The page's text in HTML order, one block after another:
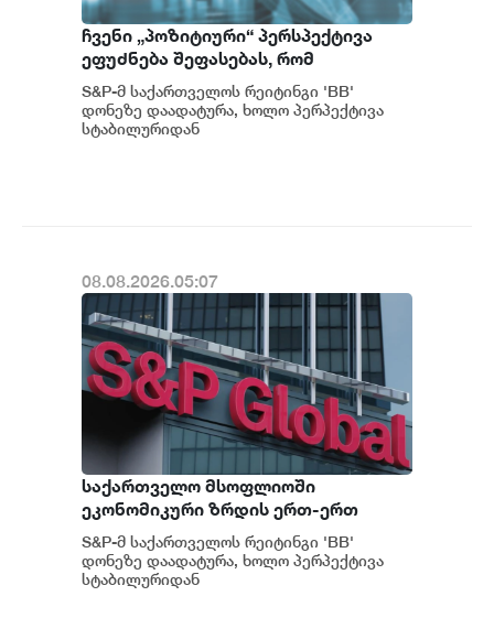
ჩვენი „პოზიტიური“ პერსპექტივა
ეფუძნება შეფასებას, რომ
საქართველოს მაკროეკონომიკური
ფუნდამენტური მაჩვენებლების
მდგრადი გაძლიერების ტენდენცია
S&P-მ საქართველოს რეიტინგი 'BB'
დონეზე დაადატურა, ხოლო პერპექტივა
სტაბილურიდან
08.08.2026.05:07
საქართველო მსოფლიოში
ეკონომიკური ზრდის ერთ-ერთ
ყველაზე მაღალ ტემპს ინარჩუნებს -
S&P
S&P-მ საქართველოს რეიტინგი 'BB'
დონეზე დაადატურა, ხოლო პერპექტივა
სტაბილურიდან